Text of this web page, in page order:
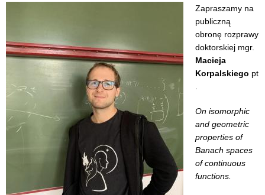
Zapraszamy na
publiczną
obronę rozprawy
doktorskiej mgr.
Macieja
Korpalskiego pt
.
On isomorphic
and geometric
properties of
Banach spaces
of continuous
functions.